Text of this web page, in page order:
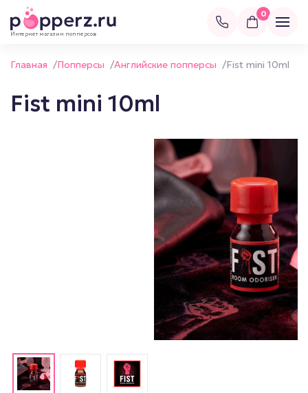
Интернет магазин попперсов
0
Главная /Попперсы /Английские попперсы /Fist mini 10ml
Fist mini 10ml